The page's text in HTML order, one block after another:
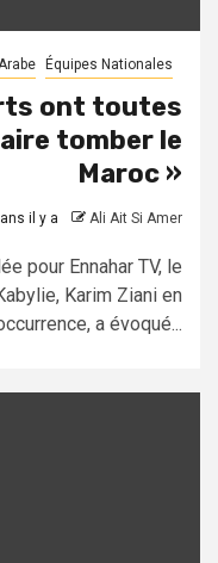
Équipes Nationales
ont toutes
tomber le
Maroc »
il y a Ali Ait Si Amer
pour Ennahar TV, le
Karim Ziani en
a évoqué...